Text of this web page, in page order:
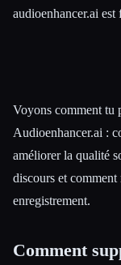
audioenhancer.ai
Voyons comment tu
Audioenhancer.ai :
améliorer la qualité
discours et
enregistrement.
Comment